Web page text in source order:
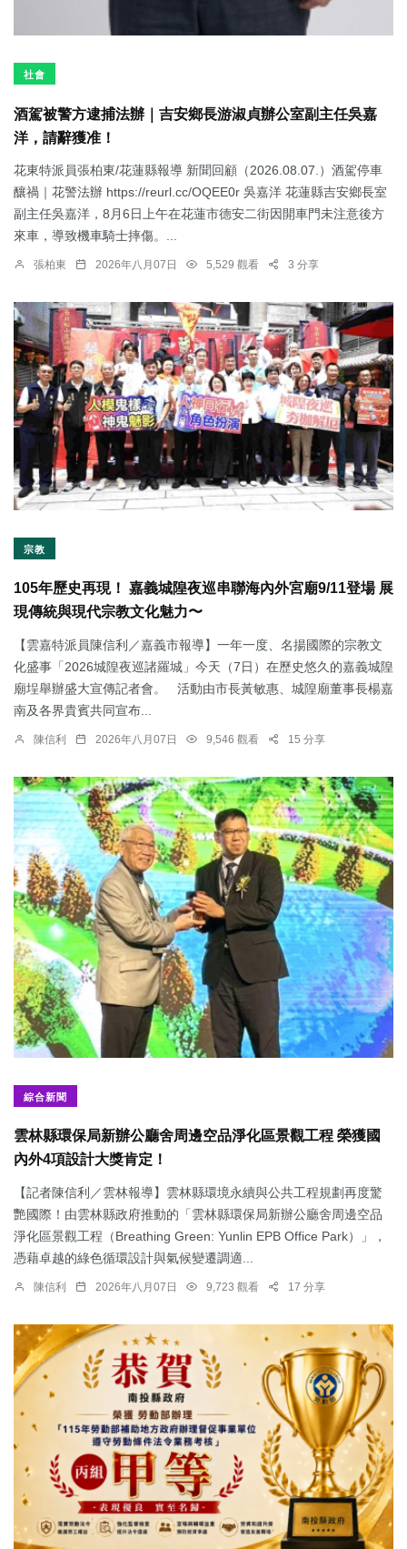
社會
酒駕被警方逮捕法辦｜吉安鄉長游淑貞辦公室副主任吳嘉
洋，請辭獲准！
花東特派員張柏東/花蓮縣報導 新聞回顧（2026.08.07.）酒駕停車
釀禍｜花警法辦 https://reurl.cc/OQEE0r 吳嘉洋 花蓮縣吉安鄉長室
副主任吳嘉洋，8月6日上午在花蓮市德安二街因開車門未注意後方
來車，導致機車騎士摔傷。...
張柏東 2026年八月07日 5,529 觀看 3 分享
宗教
105年歷史再現！ 嘉義城隍夜巡串聯海內外宮廟9/11登場 展
現傳統與現代宗教文化魅力〜
【雲嘉特派員陳信利／嘉義市報導】一年一度、名揚國際的宗教文
化盛事「2026城隍夜巡諸羅城」今天（7日）在歷史悠久的嘉義城隍
廟埕舉辦盛大宣傳記者會。 活動由市長黃敏惠、城隍廟董事長楊嘉
南及各界貴賓共同宣布...
陳信利 2026年八月07日 9,546 觀看 15 分享
綜合新聞
雲林縣環保局新辦公廳舍周邊空品淨化區景觀工程 榮獲國
內外4項設計大獎肯定！
【記者陳信利／雲林報導】雲林縣環境永續與公共工程規劃再度驚
艷國際！由雲林縣政府推動的「雲林縣環保局新辦公廳舍周邊空品
淨化區景觀工程（Breathing Green: Yunlin EPB Office Park）」，
憑藉卓越的綠色循環設計與氣候變遷調適...
陳信利 2026年八月07日 9,723 觀看 17 分享